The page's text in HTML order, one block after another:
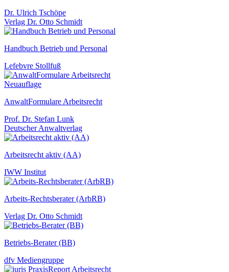
Dr. Ulrich Tschöpe
Verlag Dr. Otto Schmidt
Handbuch Betrieb und Personal
Lefebvre Stollfuß
Neuauflage
AnwaltFormulare Arbeitsrecht
Prof. Dr. Stefan Lunk
Deutscher Anwaltverlag
Arbeitsrecht aktiv (AA)
IWW Institut
Arbeits-Rechtsberater (ArbRB)
Verlag Dr. Otto Schmidt
Betriebs-Berater (BB)
dfv Mediengruppe